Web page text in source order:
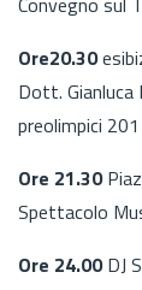
Ore20.30
Dott. Gianluca
preolimpici 201
Ore 21.30
Spettacolo
Ore 24.00DJ